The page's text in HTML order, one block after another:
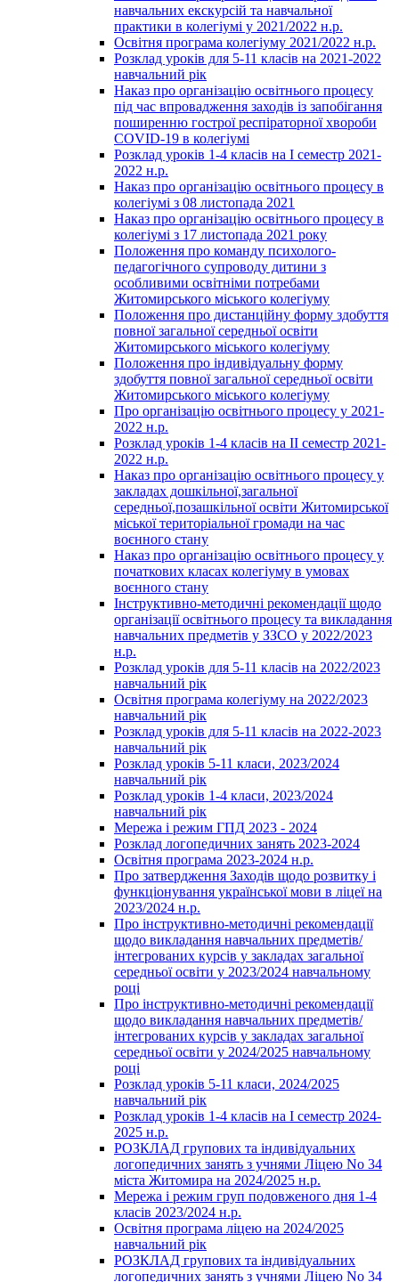
навчальних екскурсій та навчальної
практики в колегіумі у 2021/2022 н.р.
Освітня програма колегіуму 2021/2022 н.р.
Розклад уроків для 5-11 класів на 2021-2022
навчальний рік
Наказ про організацію освітнього процесу
під час впровадження заходів із запобігання
поширенню гострої респіраторної хвороби
COVID-19 в колегіумі
Розклад уроків 1-4 класів на І семестр 2021-
2022 н.р.
Наказ про організацію освітнього процесу в
колегіумі з 08 листопада 2021
Наказ про організацію освітнього процесу в
колегіумі з 17 листопада 2021 року
Положення про команду психолого-
педагогічного супроводу дитини з
особливими освітніми потребами
Житомирського міського колегіуму
Положення про дистанційну форму здобуття
повної загальної середньої освіти
Житомирського міського колегіуму
Положення про індивідуальну форму
здобуття повної загальної середньої освіти
Житомирського міського колегіуму
Про організацію освітнього процесу у 2021-
2022 н.р.
Розклад уроків 1-4 класів на ІІ семестр 2021-
2022 н.р.
Наказ про організацію освітнього процесу у
закладах дошкільної,загальної
середньої,позашкільної освіти Житомирської
міської територіальної громади на час
воєнного стану
Наказ про організацію освітнього процесу у
початкових класах колегіуму в умовах
воєнного стану
Інструктивно-методичні рекомендації щодо
організації освітнього процесу та викладання
навчальних предметів у ЗЗСО у 2022/2023
н.р.
Розклад уроків для 5-11 класів на 2022/2023
навчальний рік
Освітня програма колегіуму на 2022/2023
навчальний рік
Розклад уроків для 5-11 класів на 2022-2023
навчальний рік
Розклад уроків 5-11 класи, 2023/2024
навчальний рік
Розклад уроків 1-4 класи, 2023/2024
навчальний рік
Мережа і режим ГПД 2023 - 2024
Розклад логопедичних занять 2023-2024
Освітня програма 2023-2024 н.р.
Про затвердження Заходів щодо розвитку і
функціонування української мови в ліцеї на
2023/2024 н.р.
Про інструктивно-методичні рекомендації
щодо викладання навчальних предметів/
інтегрованих курсів у закладах загальної
середньої освіти у 2023/2024 навчальному
році
Про інструктивно-методичні рекомендації
щодо викладання навчальних предметів/
інтегрованих курсів у закладах загальної
середньої освіти у 2024/2025 навчальному
році
Розклад уроків 5-11 класи, 2024/2025
навчальний рік
Розклад уроків 1-4 класів на І семестр 2024-
2025 н.р.
РОЗКЛАД групових та індивідуальних
логопедичних занять з учнями Ліцею No 34
міста Житомира на 2024/2025 н.р.
Мережа і режим груп подовженого дня 1-4
класів 2023/2024 н.р.
Освітня програма ліцею на 2024/2025
навчальний рік
РОЗКЛАД групових та індивідуальних
логопедичних занять з учнями Ліцею No 34